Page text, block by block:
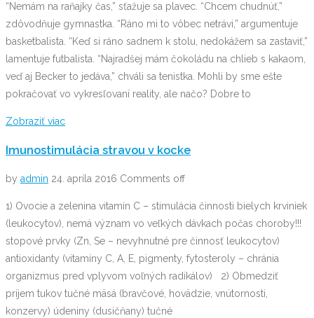
“Nemám na raňajky čas,” sťažuje sa plavec. “Chcem chudnúť,”
zdôvodňuje gymnastka. “Ráno mi to vôbec netrávi,” argumentuje
basketbalista. “Keď si ráno sadnem k stolu, nedokážem sa zastaviť,”
lamentuje futbalista. “Najradšej mám čokoládu na chlieb s kakaom,
veď aj Becker to jedáva,” chváli sa tenistka. Mohli by sme ešte
pokračovať vo vykresľovaní reality, ale načo? Dobre to
Zobraziť viac
Imunostimulácia stravou v kocke
by admin 24. apríla 2016 Comments off
1) Ovocie a zelenina vitamín C – stimulácia činnosti bielych krviniek
(leukocytov), nemá význam vo veľkých dávkach počas choroby!!!
stopové prvky (Zn, Se – nevyhnutné pre činnosť leukocytov)
antioxidanty (vitamíny C, A, E, pigmenty, fytosteroly – chránia
organizmus pred vplyvom voľných radikálov) 2) Obmedziť
príjem tukov tučné mäsá (bravčové, hovädzie, vnútornosti,
konzervy) údeniny (dusičňany) tučné